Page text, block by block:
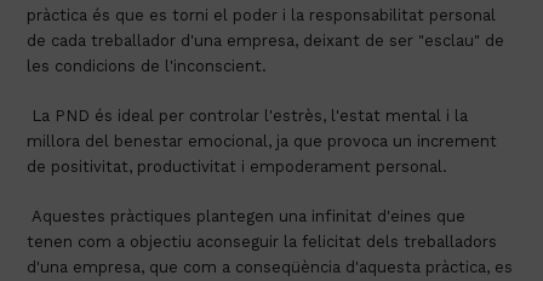
pràctica és que es torni el poder i la responsabilitat personal
de cada treballador d'una empresa, deixant de ser "esclau" de
les condicions de l'inconscient.
millora del benestar emocional, ja que provoca un increment
de positivitat, productivitat i empoderament personal.
tenen com a objectiu aconseguir la felicitat dels treballadors
d'una empresa, que com a conseqüència d'aquesta pràctica, es